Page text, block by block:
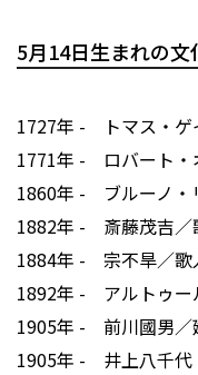
5月14日生まれの文
1727年 - トマス・ゲ
1771年 - ロバート・
1860年 - ブルーノ・
1882年 - 斎藤茂吉／
1884年 - 宗不旱／歌
1892年 - アルトゥー
1905年 - 前川國男／
1905年 - 井上八千代